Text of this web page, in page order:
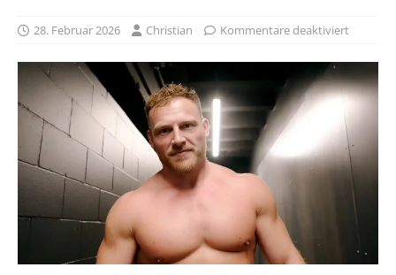
28. Februar 2026 Christian Kommentare deaktiviert